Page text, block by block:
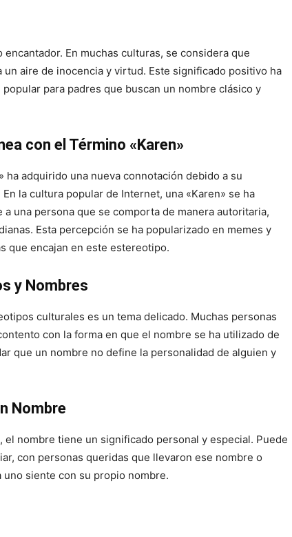
En muchas culturas, se considera que
un aire de inocencia y virtud. Este significado positivo ha
para padres que buscan un nombre clásico y
con el Término «Karen»
ha adquirido una nueva connotación debido a su
la cultura popular de Internet, una «Karen» se ha
una persona que se comporta de manera autoritaria,
Esta percepción se ha popularizado en memes y
que encajan en este estereotipo.
y Nombres
culturales es un tema delicado. Muchas personas
con la forma en que el nombre se ha utilizado de
que un nombre no define la personalidad de alguien y
Nombre
el nombre tiene un significado personal y especial. Puede
con personas queridas que llevaron ese nombre o
siente con su propio nombre.